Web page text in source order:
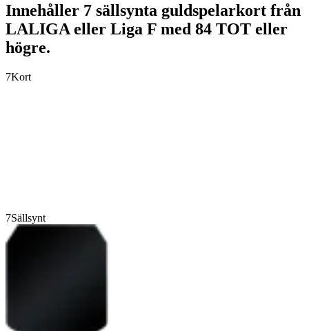
Innehåller 7 sällsynta guldspelarkort från
LALIGA eller Liga F med 84 TOT eller
högre.
7Kort
7Sällsynt